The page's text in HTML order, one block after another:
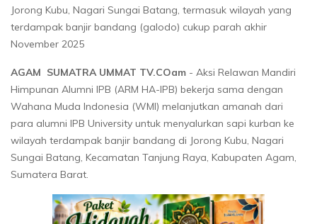
Jorong Kubu, Nagari Sungai Batang, termasuk wilayah yang
terdampak banjir bandang (galodo) cukup parah akhir
November 2025
AGAM SUMATRA UMMAT TV.COam - Aksi Relawan Mandiri
Himpunan Alumni IPB (ARM HA-IPB) bekerja sama dengan
Wahana Muda Indonesia (WMI) melanjutkan amanah dari
para alumni IPB University untuk menyalurkan sapi kurban ke
wilayah terdampak banjir bandang di Jorong Kubu, Nagari
Sungai Batang, Kecamatan Tanjung Raya, Kabupaten Agam,
Sumatera Barat.